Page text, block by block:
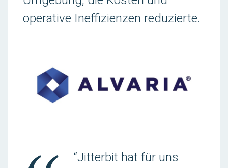
operative Ineffizienzen reduzierte.
“Jitterbit hat für uns